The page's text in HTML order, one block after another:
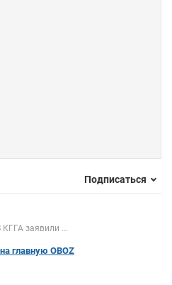
Подписаться
КГГА заявили ...
главную OBOZ